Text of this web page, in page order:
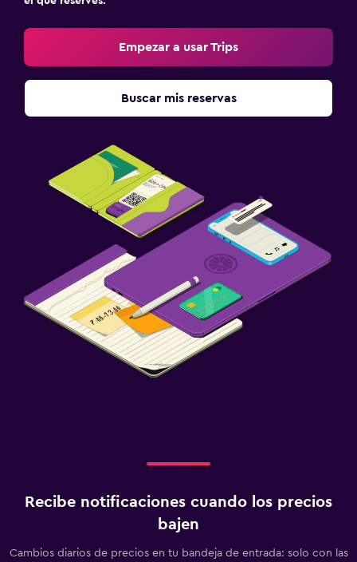
Accesibilidad y adecuación
Para no fumadores
Almohada sin plumas
Plantas superiores accesibles por escaleras
Perchero
Estacionamiento y transporte
Estacionamiento gratuito
Zona de trabajo
Empezar a usar Trips
Buscar mis reservas
Recibe notificaciones cuando los precios
bajen
Cambios diarios de precios en tu bandeja de entrada: solo con las